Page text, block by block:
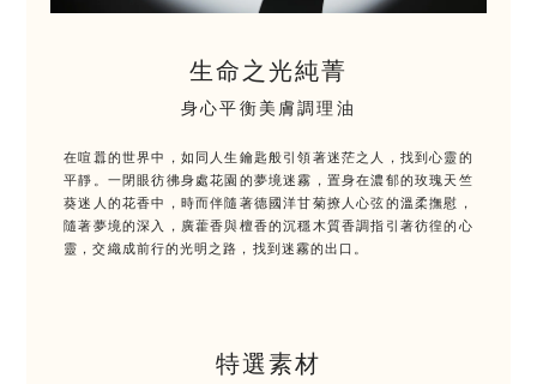
生命之光純菁
身心平衡美膚調理油
在喧囂的世界中，如同人生鑰匙般引領著迷茫之人，找到心靈的
平靜。一閉眼彷彿身處花園的夢境迷霧，置身在濃郁的玫瑰天竺
葵迷人的花香中，時而伴隨著德國洋甘菊撩人心弦的溫柔撫慰，
隨著夢境的深入，廣藿香與檀香的沉穩木質香調指引著彷徨的心
靈，交織成前行的光明之路，找到迷霧的出口。
特選素材